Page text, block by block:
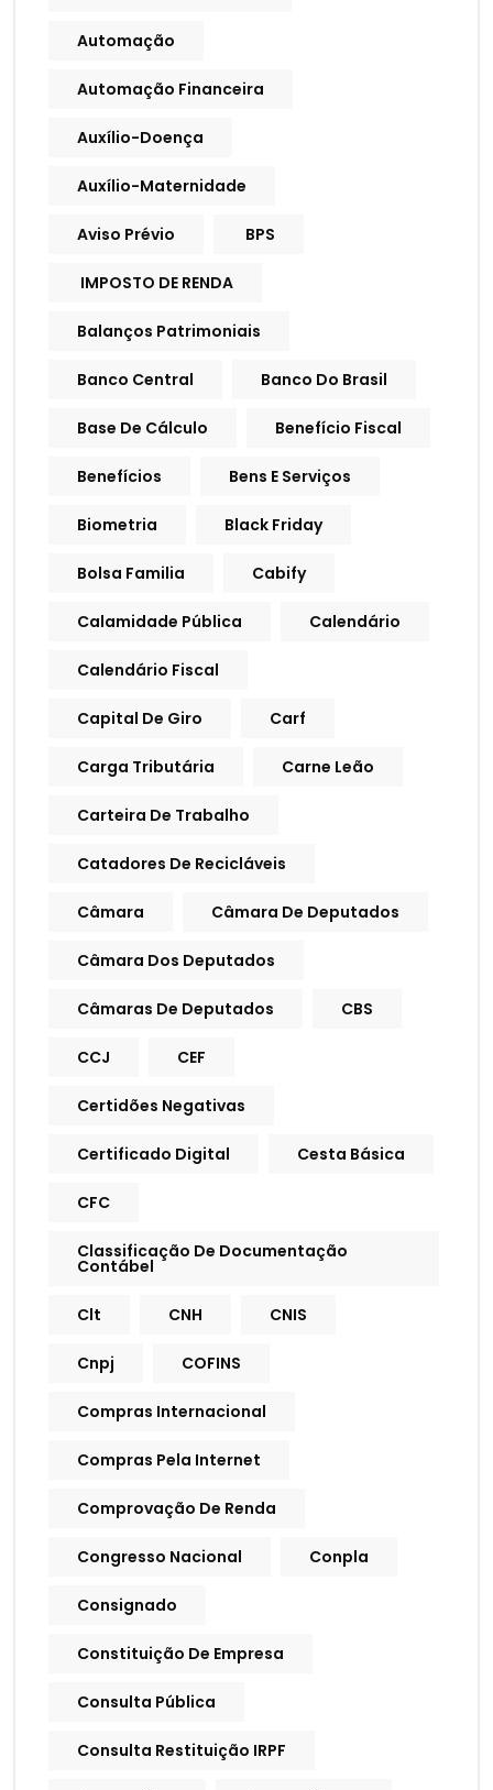
Automação
Automação Financeira
Auxílio-Doença
Auxílio-Maternidade
Aviso Prévio BPS
IMPOSTO DE RENDA
Balanços Patrimoniais
Banco Central Banco Do Brasil
Base De Cálculo Benefício Fiscal
Benefícios Bens E Serviços
Biometria Black Friday
Bolsa Familia Cabify
Calamidade Pública Calendário
Calendário Fiscal
Capital De Giro Carf
Carga Tributária Carne Leão
Carteira De Trabalho
Catadores De Recicláveis
Câmara Câmara De Deputados
Câmara Dos Deputados
Câmaras De Deputados CBS
CCJ CEF
Certidões Negativas
Certificado Digital Cesta Básica
CFC
Classificação De Documentação
Contábel
Clt CNH CNIS
Cnpj COFINS
Compras Internacional
Compras Pela Internet
Comprovação De Renda
Congresso Nacional Conpla
Consignado
Constituição De Empresa
Consulta Pública
Consulta Restituição IRPF